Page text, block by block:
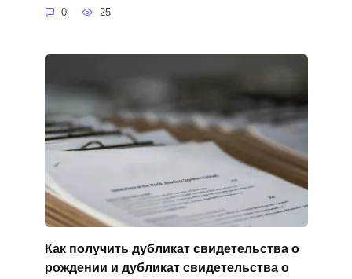
0 25
Как получить дубликат свидетельства о
рождении и дубликат свидетельства о